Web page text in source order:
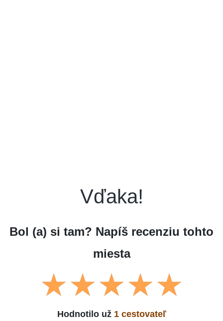
Vďaka!
Bol (a) si tam? Napíš recenziu tohto
miesta
Hodnotilo už 1 cestovateľ